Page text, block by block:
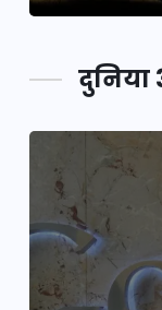
दुनिया